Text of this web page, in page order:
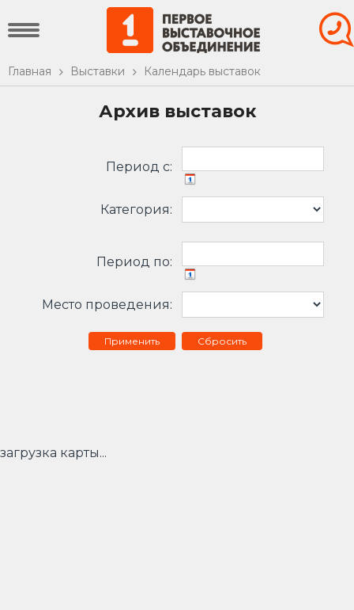
Главная Выставки Календарь выставок
Архив выставок
Период c:
Категория:
Период по:
Место проведения:
Сбросить
загрузка карты...